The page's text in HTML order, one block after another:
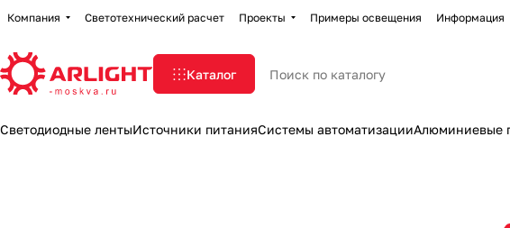
Компания Светотехнический расчет Проекты Примеры освещения Информация
Каталог
Светодиодные лентыИсточники питанияСистемы автоматизацииАлюминиевые